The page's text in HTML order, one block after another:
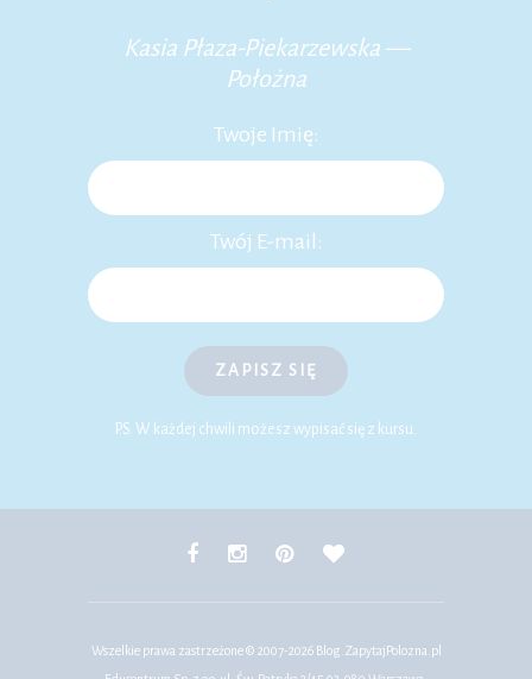
Kasia Płaza-Piekarzewska —
Położna
Twoje Imię:
Twój E-mail:
ZAPISZ SIĘ
P.S. W każdej chwili możesz wypisać się z kursu.
Wszelkie prawa zastrzeżone © 2007-2026 Blog.ZapytajPolozna.pl